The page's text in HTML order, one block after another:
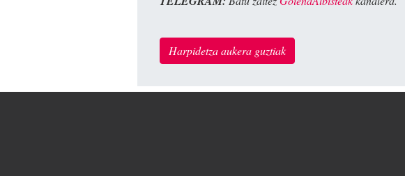
Harpidetza aukera guztiak